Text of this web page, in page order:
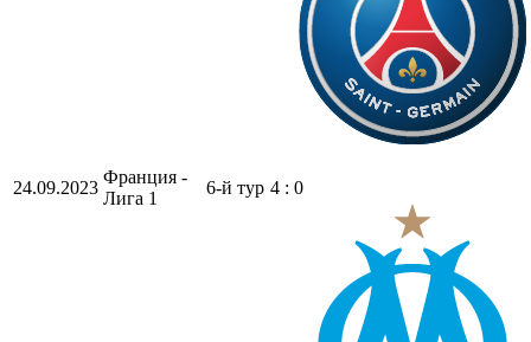
24.09.2023
Франция -
Лига 1
6-й тур 4 : 0